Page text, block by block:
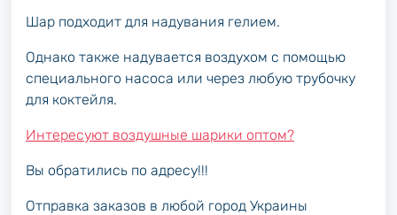
Шар подходит для надувания гелием.
Однако также надувается воздухом с помощью
специального насоса или через любую трубочку
для коктейля.
Интересуют воздушные шарики оптом?
Вы обратились по адресу!!!
Отправка заказов в любой город Украины